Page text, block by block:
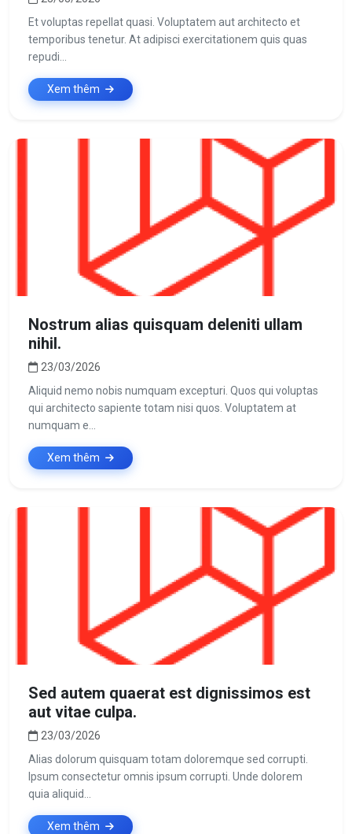
Et voluptas repellat quasi. Voluptatem aut architecto et
temporibus tenetur. At adipisci exercitationem quis quas
repudi...
Xem thêm
Nostrum alias quisquam deleniti ullam
nihil.
23/03/2026
Aliquid nemo nobis numquam excepturi. Quos qui voluptas
qui architecto sapiente totam nisi quos. Voluptatem at
numquam e...
Xem thêm
Sed autem quaerat est dignissimos est
aut vitae culpa.
23/03/2026
Alias dolorum quisquam totam doloremque sed corrupti.
Ipsum consectetur omnis ipsum corrupti. Unde dolorem
quia aliquid...
Xem thêm